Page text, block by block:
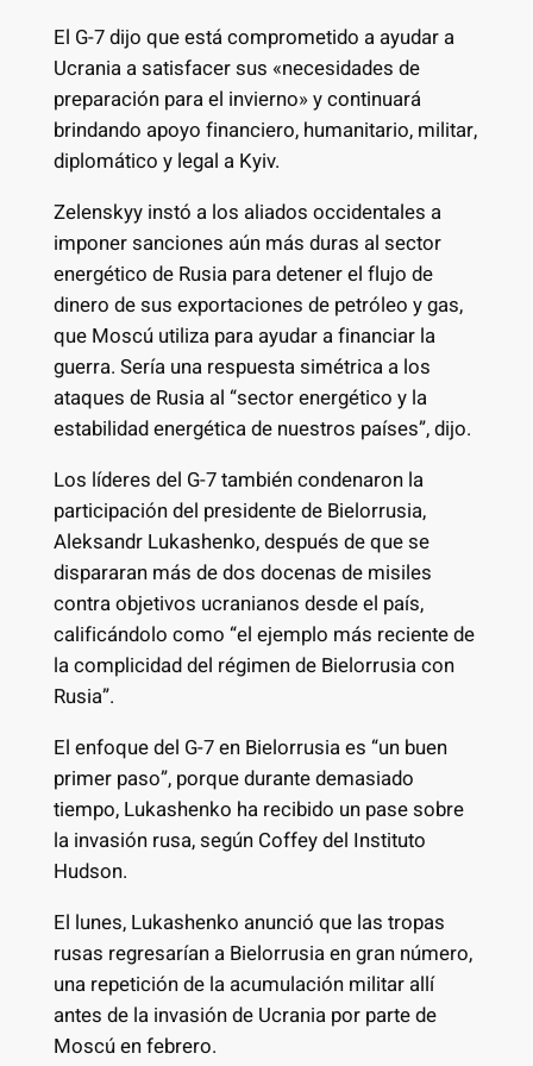
El G-7 dijo que está comprometido a ayudar a
Ucrania a satisfacer sus «necesidades de
preparación para el invierno» y continuará
brindando apoyo financiero, humanitario, militar,
diplomático y legal a Kyiv.
Zelenskyy instó a los aliados occidentales a
imponer sanciones aún más duras al sector
energético de Rusia para detener el flujo de
dinero de sus exportaciones de petróleo y gas,
que Moscú utiliza para ayudar a financiar la
guerra. Sería una respuesta simétrica a los
ataques de Rusia al “sector energético y la
estabilidad energética de nuestros países”, dijo.
Los líderes del G-7 también condenaron la
participación del presidente de Bielorrusia,
Aleksandr Lukashenko, después de que se
dispararan más de dos docenas de misiles
contra objetivos ucranianos desde el país,
calificándolo como “el ejemplo más reciente de
la complicidad del régimen de Bielorrusia con
Rusia”.
El enfoque del G-7 en Bielorrusia es “un buen
primer paso”, porque durante demasiado
tiempo, Lukashenko ha recibido un pase sobre
la invasión rusa, según Coffey del Instituto
Hudson.
El lunes, Lukashenko anunció que las tropas
rusas regresarían a Bielorrusia en gran número,
una repetición de la acumulación militar allí
antes de la invasión de Ucrania por parte de
Moscú en febrero.